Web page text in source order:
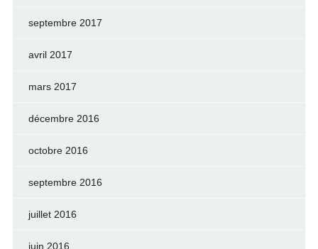
septembre 2017
avril 2017
mars 2017
décembre 2016
octobre 2016
septembre 2016
juillet 2016
juin 2016